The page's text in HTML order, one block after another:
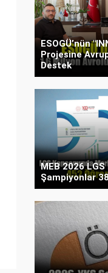
ESOGÜ’nün
Projesine
Destek
MEB 2026 LGS
Şampiyonlar